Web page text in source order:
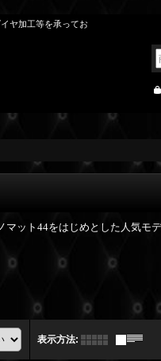
ヤ加工等を承ってお
ット44をはじめとした人気モ
表示方法: